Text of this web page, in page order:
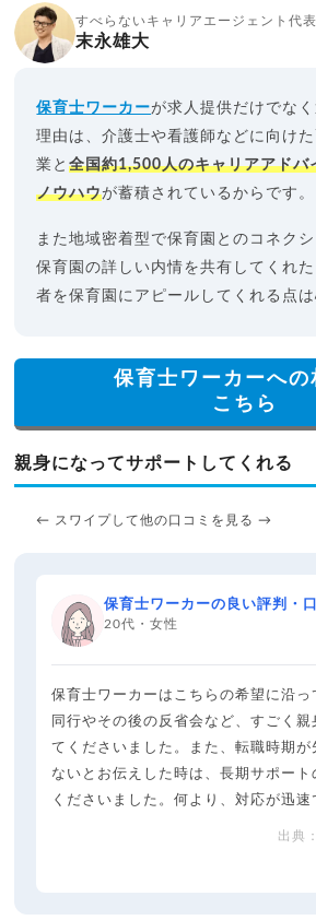
すべらないキャリアエージェント代表
末永雄大
保育士ワーカーが求人提供だけでな
理由は、介護士や看護師などに向け
業と全国約1,500人のキャリアアドバ
ノウハウが蓄積されているからです。
また地域密着型で保育園とのコネクシ
保育園の詳しい内情を共有してくれ
者を保育園にアピールしてくれる点は
保育士ワーカーへの
こちら
親身になってサポートしてくれる
← スワイプして他の口コミを見る →
保育士ワーカーの良い評判・
20代・女性
保育士ワーカーはこちらの希望に沿っ
同行やその後の反省会など、すごく親
てくださいました。また、転職時期が
ないとお伝えした時は、長期サポート
くださいました。何より、対応が迅速